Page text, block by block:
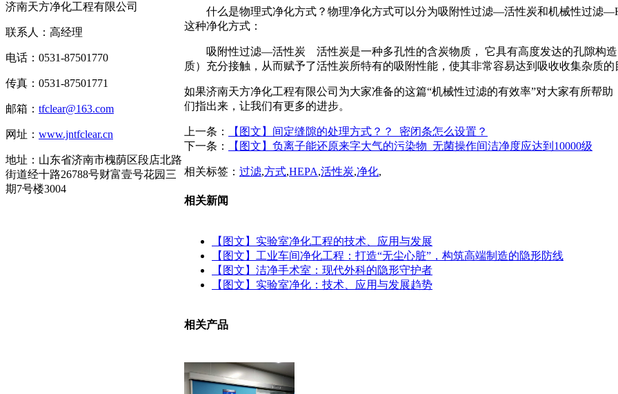
济南天方净化工程有限公司
联系人：高经理
电话：0531-87501770
传真：0531-87501771
邮箱： tfclear@163.com
网址： www.jntfclear.cn
地址：山东省济南市槐荫区段店北路
街道经十路26788号财富壹号花园三
期7号楼3004
什么是物理式净化方式？物理净化方式可以分为吸附性过滤—活性炭和机械性过滤
这种净化方式：
吸附性过滤—活性炭 活性炭是一种多孔性的含炭物质， 它具有高度发达的孔隙构
质）充分接触，从而赋予了活性炭所特有的吸附性能，使其非常容易达到吸收收集杂质
如果济南天方净化工程有限公司为大家准备的这篇“机械性过滤的有效率”对大家有所帮
们指出来，让我们有更多的进步。
上一条：
【图文】间定缝隙的处理方式？？_密闭条怎么设置？
下一条：
【图文】负离子能还原来字大气的污染物_无菌操作间洁净度应达到10000级
相关标签： 过滤,方式,HEPA,活性炭,净化,
相关新闻
【图文】实验室净化工程的技术、应用与发展
【图文】工业车间净化工程：打造“无尘心脏”，构筑高端制造的隐形防线
【图文】洁净手术室：现代外科的隐形守护者
【图文】实验室净化：技术、应用与发展趋势
相关产品